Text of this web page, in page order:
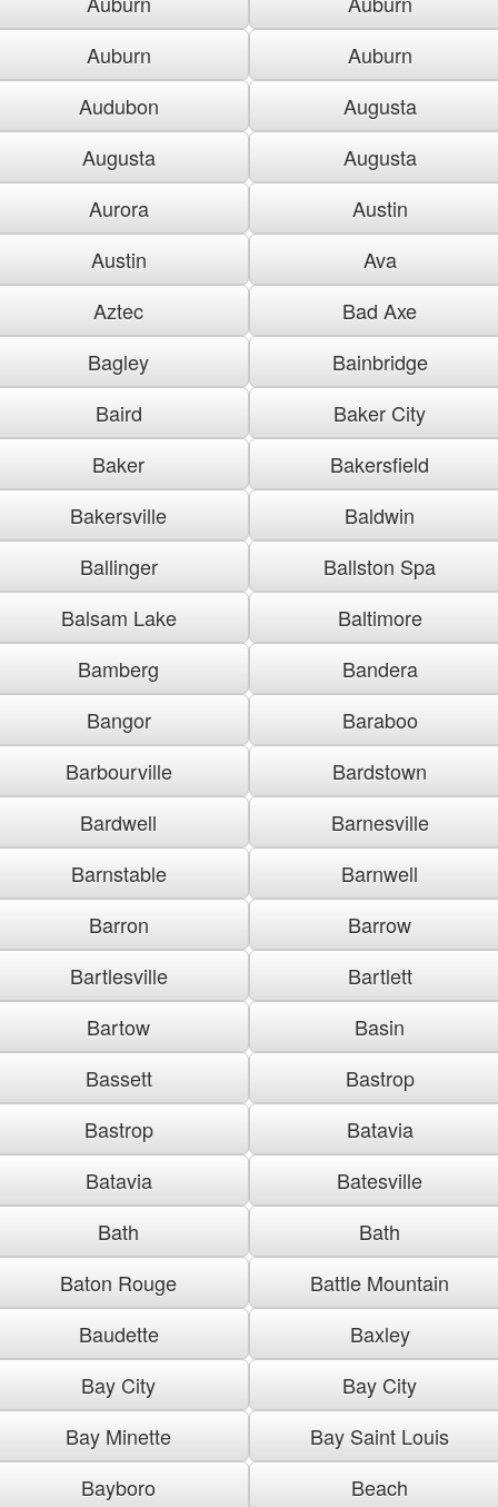
Auburn
Auburn
Audubon
Augusta
Augusta
Augusta
Aurora
Austin
Austin
Ava
Aztec
Bad Axe
Bagley
Bainbridge
Baird
Baker City
Baker
Bakersfield
Bakersville
Baldwin
Ballinger
Ballston Spa
Balsam Lake
Baltimore
Bamberg
Bandera
Bangor
Baraboo
Barbourville
Bardstown
Bardwell
Barnesville
Barnstable
Barnwell
Barron
Barrow
Bartlesville
Bartlett
Bartow
Basin
Bassett
Bastrop
Bastrop
Batavia
Batavia
Batesville
Bath
Bath
Baton Rouge
Battle Mountain
Baudette
Baxley
Bay City
Bay City
Bay Minette
Bay Saint Louis
Bayboro
Beach